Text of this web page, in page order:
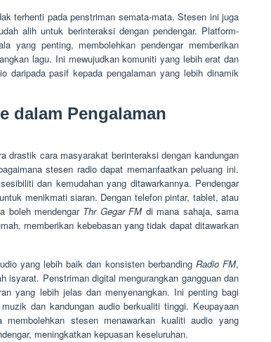
terhenti pada penstriman semata-mata. Stesen ini juga
alih untuk berinteraksi dengan pendengar. Platform-
yang penting, membolehkan pendengar memberikan
lagu. Ini mewujudkan komuniti yang lebih erat dan
daripada pasif kepada pengalaman yang lebih dinamik
dalam Pengalaman
drastik cara masyarakat berinteraksi dengan kandungan
stesen radio dapat memanfaatkan peluang ini.
dan kemudahan yang ditawarkannya. Pendengar
menikmati siaran. Dengan telefon pintar, tablet, atau
boleh mendengar Thr Gegar FMdi mana sahaja, sama
memberikan kebebasan yang tidak dapat ditawarkan
yang lebih baik dan konsisten berbanding Radio FM,
isyarat. Penstriman digital mengurangkan gangguan dan
yang lebih jelas dan menyenangkan. Ini penting bagi
dan kandungan audio berkualiti tinggi. Keupayaan
stesen menawarkan kualiti audio yang
meningkatkan kepuasan keseluruhan.